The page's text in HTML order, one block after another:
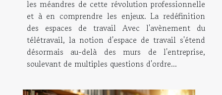
les méandres de cette révolution professionnelle
et à en comprendre les enjeux. La redéfinition
des espaces de travail Avec l'avènement du
télétravail, la notion d'espace de travail s'étend
désormais au-delà des murs de l'entreprise,
soulevant de multiples questions d'ordre...